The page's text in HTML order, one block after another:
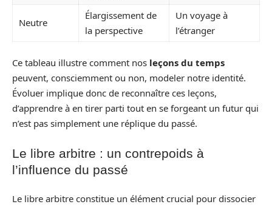
Neutre
Élargissement de
la perspective
Un voyage à
l’étranger
Ce tableau illustre comment nos leçons du temps
peuvent, consciemment ou non, modeler notre identité.
Évoluer implique donc de reconnaître ces leçons,
d’apprendre à en tirer parti tout en se forgeant un futur qui
n’est pas simplement une réplique du passé.
Le libre arbitre : un contrepoids à
l’influence du passé
Le libre arbitre constitue un élément crucial pour dissocier